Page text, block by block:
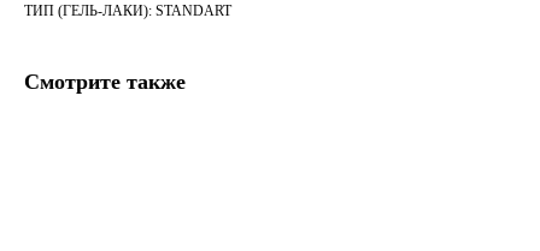
ТИП (ГЕЛЬ-ЛАКИ): STANDART
Смотрите также